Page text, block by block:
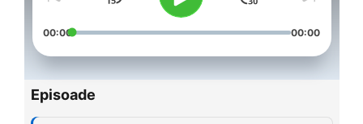
00:00 00:00
Episoade